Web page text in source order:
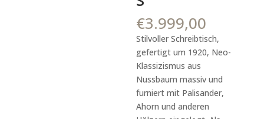
€3.999,00
Stilvoller Schreibtisch,
gefertigt um 1920, Neo-
Klassizismus aus
Nussbaum massiv und
furniert mit Palisander,
Ahorn und anderen